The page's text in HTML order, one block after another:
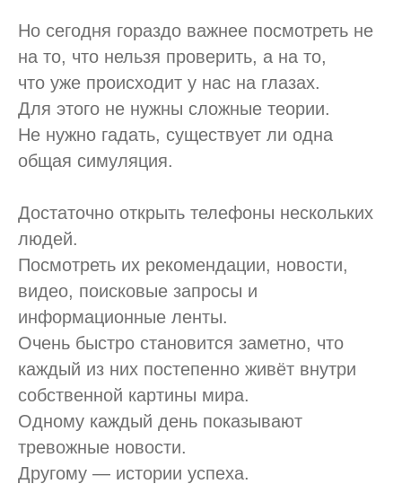
Но сегодня гораздо важнее посмотреть не
на то, что нельзя проверить, а на то,
что уже происходит у нас на глазах.
Для этого не нужны сложные теории.
Не нужно гадать, существует ли одна
общая симуляция.
Достаточно открыть телефоны нескольких
людей.
Посмотреть их рекомендации, новости,
видео, поисковые запросы и
информационные ленты.
Очень быстро становится заметно, что
каждый из них постепенно живёт внутри
собственной картины мира.
Одному каждый день показывают
тревожные новости.
Другому — истории успеха.